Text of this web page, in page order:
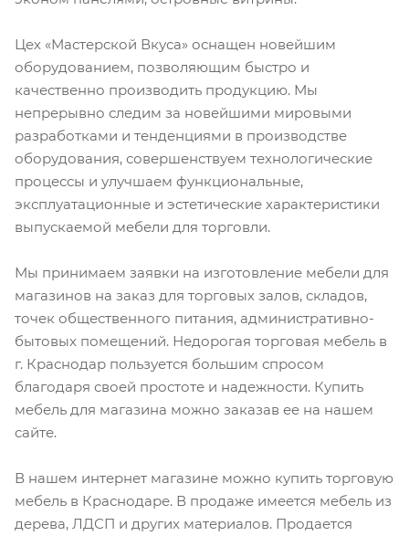
Цех «Мастерской Вкуса» оснащен новейшим
оборудованием, позволяющим быстро и
качественно производить продукцию. Мы
непрерывно следим за новейшими мировыми
разработками и тенденциями в производстве
оборудования, совершенствуем технологические
процессы и улучшаем функциональные,
эксплуатационные и эстетические характеристики
выпускаемой мебели для торговли.
Мы принимаем заявки на изготовление мебели для
магазинов на заказ для торговых залов, складов,
точек общественного питания, административно-
бытовых помещений. Недорогая торговая мебель в
г. Краснодар пользуется большим спросом
благодаря своей простоте и надежности. Купить
мебель для магазина можно заказав ее на нашем
сайте.
В нашем интернет магазине можно купить торговую
мебель в Краснодаре. В продаже имеется мебель из
дерева, ЛДСП и других материалов. Продается